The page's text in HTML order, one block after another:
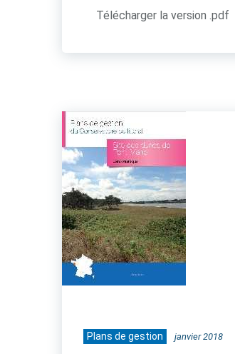
Télécharger la version .pdf
Plans de gestion janvier 2018